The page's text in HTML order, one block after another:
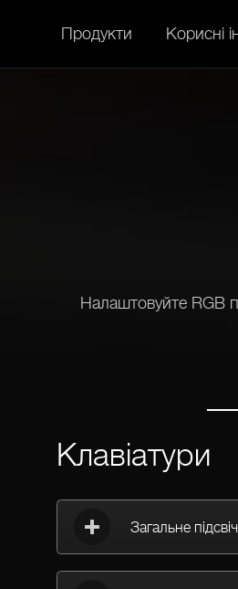
Продукти Корисні
Налаштовуйте RGB
Клавіатури
Загальне